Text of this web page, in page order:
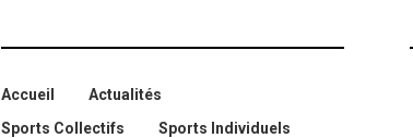
Accueil
Actualités
Sports Collectifs
Sports Individuels